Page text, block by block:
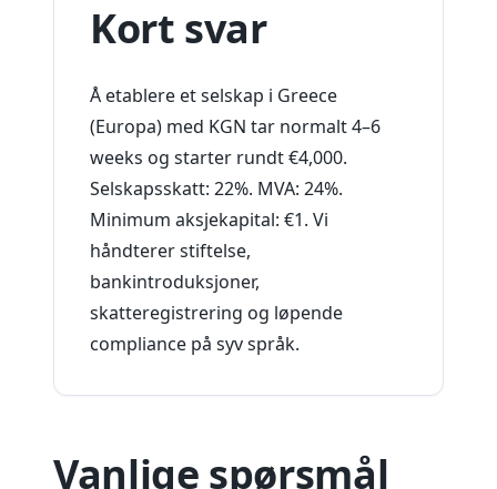
Kort svar
Å etablere et selskap i Greece
(Europa) med KGN tar normalt 4–6
weeks og starter rundt €4,000.
Selskapsskatt: 22%. MVA: 24%.
Minimum aksjekapital: €1. Vi
håndterer stiftelse,
bankintroduksjoner,
skatteregistrering og løpende
compliance på syv språk.
Vanlige spørsmål